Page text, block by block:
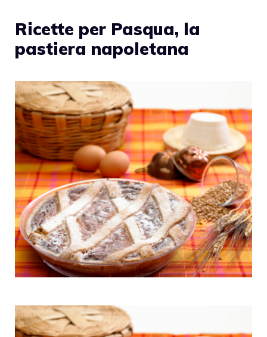
Ricette per Pasqua, la
pastiera napoletana